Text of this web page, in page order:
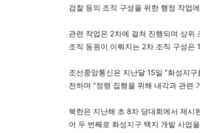
검찰 등의 조직 구성을 위한 행정 작업
관련 작업은 2차에 걸쳐 진행되며 상위
조직 동원이 이뤄지는 2차 조직 구성은
조선중앙통신은 지난달 15일 “화성지
전하며 “정령 집행을 위해 내각과 관련
북한은 지난해 초 8차 당대회에서 제시
어 두 번째로 화성지구 택지 개발 사업